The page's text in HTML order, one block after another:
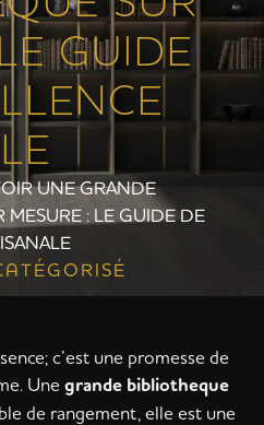
GUIDE
UNE GRANDE
MESURE : LE GUIDE DE
c’est une promesse de
Unegrande bibliotheque
de rangement, elle est une